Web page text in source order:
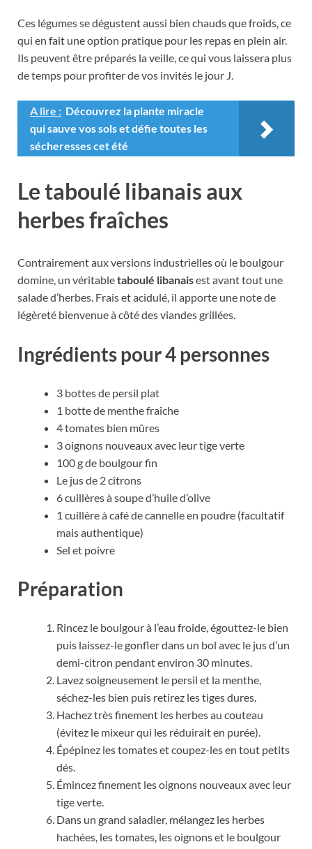
Ces légumes se dégustent aussi bien chauds que froids, ce
qui en fait une option pratique pour les repas en plein air.
Ils peuvent être préparés la veille, ce qui vous laissera plus
de temps pour profiter de vos invités le jour J.
A lire : Découvrez la plante miracle
qui sauve vos sols et défie toutes les
sécheresses cet été
Le taboulé libanais aux
herbes fraîches
Contrairement aux versions industrielles où le boulgour
domine, un véritabletaboulé libanaisest avant tout une
salade d’herbes. Frais et acidulé, il apporte une note de
légèreté bienvenue à côté des viandes grillées.
Ingrédients pour 4 personnes
3 bottes de persil plat
1 botte de menthe fraîche
4 tomates bien mûres
3 oignons nouveaux avec leur tige verte
100 g de boulgour fin
Le jus de 2 citrons
6 cuillères à soupe d’huile d’olive
1 cuillère à café de cannelle en poudre (facultatif
mais authentique)
Sel et poivre
Préparation
Rincez le boulgour à l’eau froide, égouttez-le bien
puis laissez-le gonfler dans un bol avec le jus d’un
demi-citron pendant environ 30 minutes.
Lavez soigneusement le persil et la menthe,
séchez-les bien puis retirez les tiges dures.
Hachez très finement les herbes au couteau
(évitez le mixeur qui les réduirait en purée).
Épépinez les tomates et coupez-les en tout petits
dés.
Émincez finement les oignons nouveaux avec leur
tige verte.
Dans un grand saladier, mélangez les herbes
hachées, les tomates, les oignons et le boulgour